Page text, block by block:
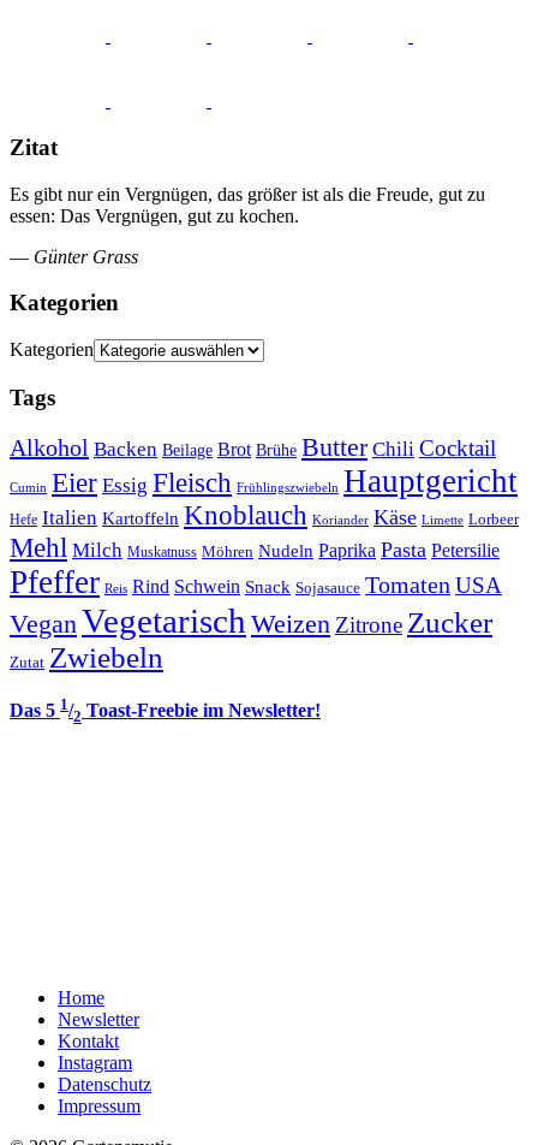
Zitat
Es gibt nur ein Vergnügen, das größer ist als die Freude, gut zu
essen: Das Vergnügen, gut zu kochen.
— Günter Grass
Kategorien
Kategorien
Tags
Alkohol Backen Beilage Brot Brühe Butter Chili Cocktail
Cumin Eier Essig Fleisch Frühlingszwiebeln Hauptgericht
Hefe Italien Kartoffeln Knoblauch Koriander Käse Limette Lorbeer
Mehl Milch Muskatnuss Möhren Nudeln Paprika Pasta Petersilie
Pfeffer Reis Rind Schwein Snack Sojasauce Tomaten USA
VeganVegetarisch Weizen Zitrone Zucker
Zutat Zwiebeln
Das 5 1/2 Toast-Freebie im Newsletter!
Home
Newsletter
Kontakt
Instagram
Datenschutz
Impressum